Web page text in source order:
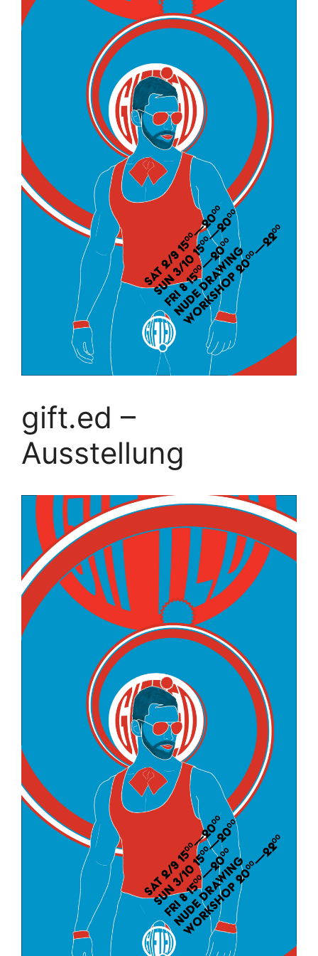
gift.ed –
Ausstellung